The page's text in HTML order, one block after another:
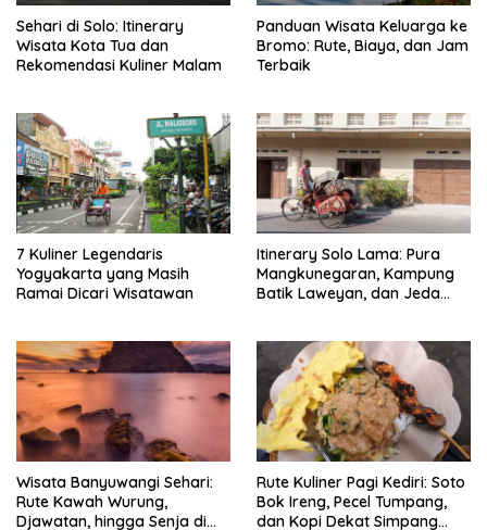
Sehari di Solo: Itinerary
Wisata Kota Tua dan
Rekomendasi Kuliner Malam
Panduan Wisata Keluarga ke
Bromo: Rute, Biaya, dan Jam
Terbaik
7 Kuliner Legendaris
Yogyakarta yang Masih
Ramai Dicari Wisatawan
Itinerary Solo Lama: Pura
Mangkunegaran, Kampung
Batik Laweyan, dan Jeda
Wisata Banyuwangi Sehari:
Rute Kawah Wurung,
Djawatan, hingga Senja di
Rute Kuliner Pagi Kediri: Soto
Bok Ireng, Pecel Tumpang,
dan Kopi Dekat Simpang